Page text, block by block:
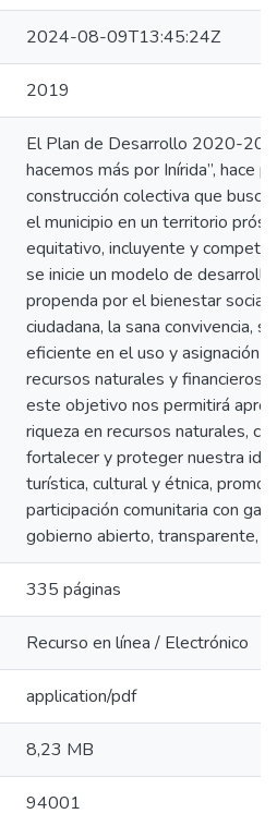
2024-08-09T13:45:24Z
2019
El Plan de Desarrollo 2020-
hacemos más por Inírida”, hace
construcción colectiva que
el municipio en un territorio
equitativo, incluyente y
se inicie un modelo de
propenda por el bienestar
ciudadana, la sana convivencia,
eficiente en el uso y asignación
recursos naturales y financieros.
este objetivo nos permitirá
riqueza en recursos naturales,
fortalecer y proteger nuestra
turística, cultural y étnica,
participación comunitaria con
gobierno abierto, transparente,
335 páginas
Recurso en línea / Electrónico
application/pdf
8,23 MB
94001